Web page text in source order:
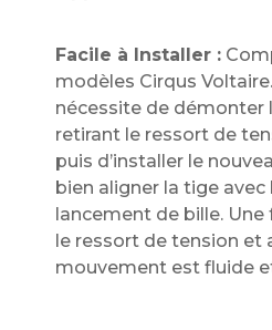
Facile à Installer :
modèles Cirqus
nécessite de démonter
retirant le ressort de
puis d’installer le
bien aligner la tige
lancement de bille. Une
le ressort de tension et
mouvement est fluide